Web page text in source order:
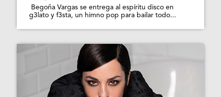
Begoña Vargas se entrega al espíritu disco en
g3lato y f3sta, un himno pop para bailar todo...